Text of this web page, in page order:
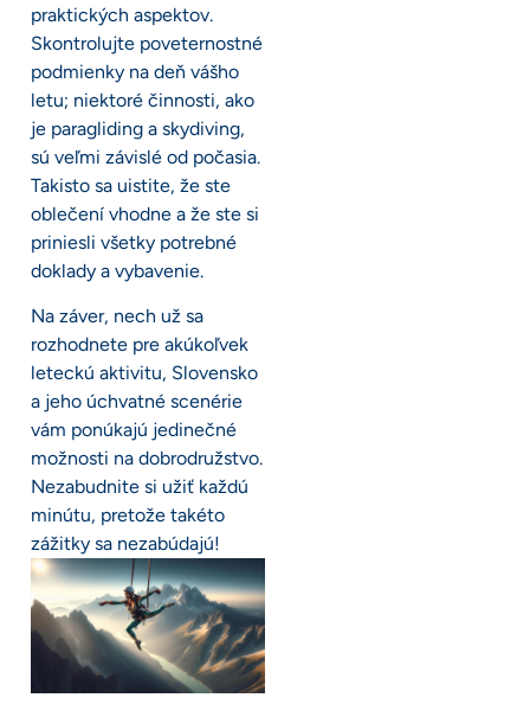
praktických aspektov.
Skontrolujte poveternostné
podmienky na deň vášho
letu; niektoré činnosti, ako
je paragliding a skydiving,
sú veľmi závislé od počasia.
Takisto sa uistite, že ste
oblečení vhodne a že ste si
priniesli všetky potrebné
doklady a vybavenie.
Na záver, nech už sa
rozhodnete pre akúkoľvek
leteckú aktivitu, Slovensko
a jeho úchvatné scenérie
vám ponúkajú jedinečné
možnosti na dobrodružstvo.
Nezabudnite si užiť každú
minútu, pretože takéto
zážitky sa nezabúdajú!